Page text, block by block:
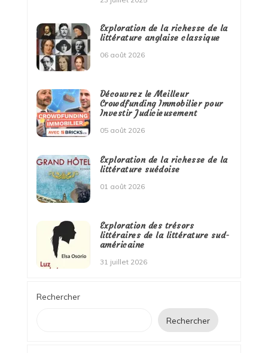
Exploration de la richesse de la
littérature anglaise classique
06 août 2026
Découvrez le Meilleur
Crowdfunding Immobilier pour
Investir Judicieusement
05 août 2026
Exploration de la richesse de la
littérature suédoise
01 août 2026
Exploration des trésors
littéraires de la littérature sud-
américaine
31 juillet 2026
Rechercher
Rechercher